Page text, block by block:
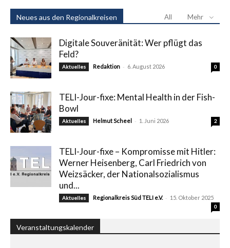
Neues aus den Regionalkreisen All Mehr
Digitale Souveränität: Wer pflügt das
Feld?
Aktuelles Redaktion - 6. August 2026 0
TELI-Jour-fixe: Mental Health in der Fish-
Bowl
Aktuelles Helmut Scheel - 1. Juni 2026 2
TELI-Jour-fixe – Kompromisse mit Hitler:
Werner Heisenberg, Carl Friedrich von
Weizsäcker, der Nationalsozialismus
und...
Aktuelles Regionalkreis Süd TELI e.V. - 15. Oktober 2025
0
Veranstaltungskalender